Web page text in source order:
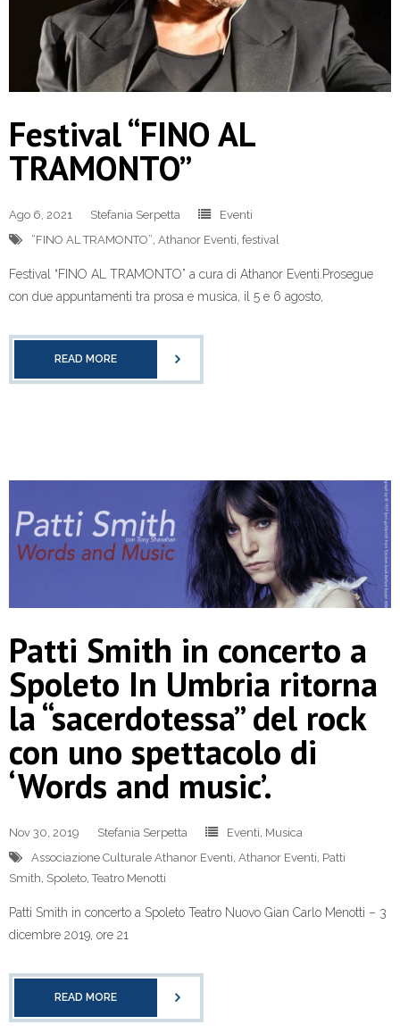
Festival “FINO AL
TRAMONTO”
Ago 6, 2021 Stefania Serpetta
Eventi
“FINO AL TRAMONTO”, Athanor Eventi, festival
Festival “FINO AL TRAMONTO” a cura di Athanor Eventi.Prosegue
con due appuntamenti tra prosa e musica, il 5 e 6 agosto,
READ MORE
Patti Smith in concerto a
Spoleto In Umbria ritorna
la “sacerdotessa” del rock
con uno spettacolo di
‘Words and music’.
Nov 30, 2019 Stefania Serpetta Eventi, Musica
Associazione Culturale Athanor Eventi, Athanor Eventi, Patti
Smith, Spoleto,Teatro Menotti
Patti Smith in concerto a Spoleto Teatro Nuovo Gian Carlo Menotti – 3
dicembre 2019, ore 21
READ MORE